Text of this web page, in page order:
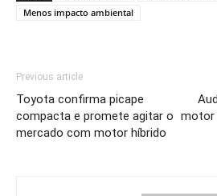
Menos impacto ambiental
Previous article
Toyota confirma picape
compacta e promete agitar o
mercado com motor híbrido
motor